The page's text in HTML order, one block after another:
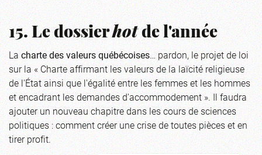
15. Le dossierhotde l'année
Lacharte des valeurs québécoises… pardon, le projet de loi
sur la « Charte affirmant les valeurs de la laïcité religieuse
de l'État ainsi que l'égalité entre les femmes et les hommes
et encadrant les demandes d'accommodement ». Il faudra
ajouter un nouveau chapitre dans les cours de sciences
politiques : comment créer une crise de toutes pièces et en
tirer profit.